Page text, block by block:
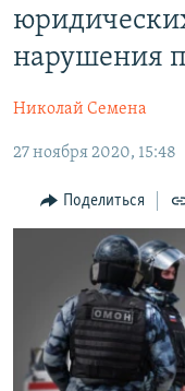
главной
навигации
Вернутся
ЕЩЕ
ТЕЛЕПРОЕКТ
СОВЕТЫ
ПРОПАВШИЕ БЕЗ ВЕСТИ
ПОБЕДИТЕЛЕЙ НЕ
ELIFBE
ПРИСОЕДИНЯЙТЕСЬ!
нарушения
Николай Семена
27 ноября 2020, 15:48
Поделиться